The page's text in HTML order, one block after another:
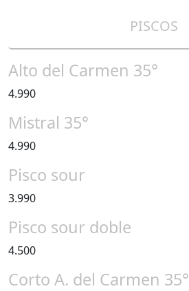
PISCOS
Alto del Carmen 35°
4.990
Mistral 35°
4.990
Pisco sour
3.990
Pisco sour doble
4.500
Corto A. del Carmen 35°